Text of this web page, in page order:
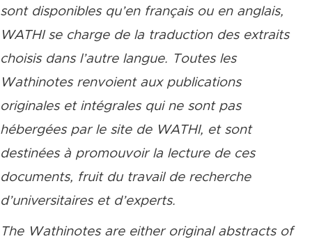
sont disponibles qu’en français ou en anglais,
WATHI se charge de la traduction des extraits
choisis dans l’autre langue. Toutes les
Wathinotes renvoient aux publications
originales et intégrales qui ne sont pas
hébergées par le site de WATHI, et sont
destinées à promouvoir la lecture de ces
documents, fruit du travail de recherche
d’universitaires et d’experts.
The Wathinotes are either original abstracts of